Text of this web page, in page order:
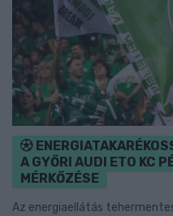
A GYŐRI AUDI ETO KC
MÉRKŐZÉSE
Az energiaellátás